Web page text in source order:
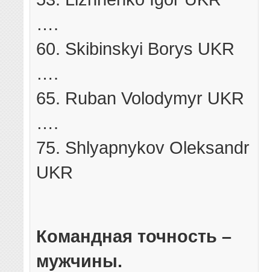
….
60. Skibinskyi Borys UKR
….
65. Ruban Volodymyr UKR
….
75. Shlyapnykov Oleksandr
UKR
Командная точность –
мужчины.